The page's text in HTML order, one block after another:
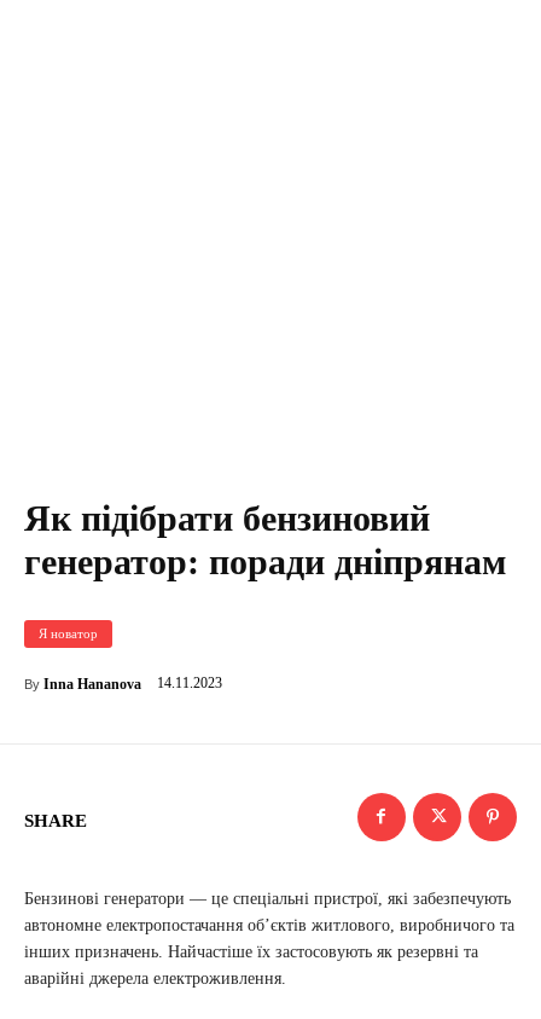
Як підібрати бензиновий
генератор: поради дніпрянам
Я новатор
By Inna Hananova 14.11.2023
SHARE
Бензинові генератори — це спеціальні пристрої, які забезпечують
автономне електропостачання об’єктів житлового, виробничого та
інших призначень. Найчастіше їх застосовують як резервні та
аварійні джерела електроживлення.